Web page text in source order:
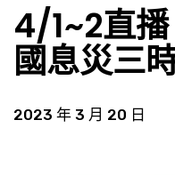
4/1~2直
國息災三
2023 年 3 月 20 日